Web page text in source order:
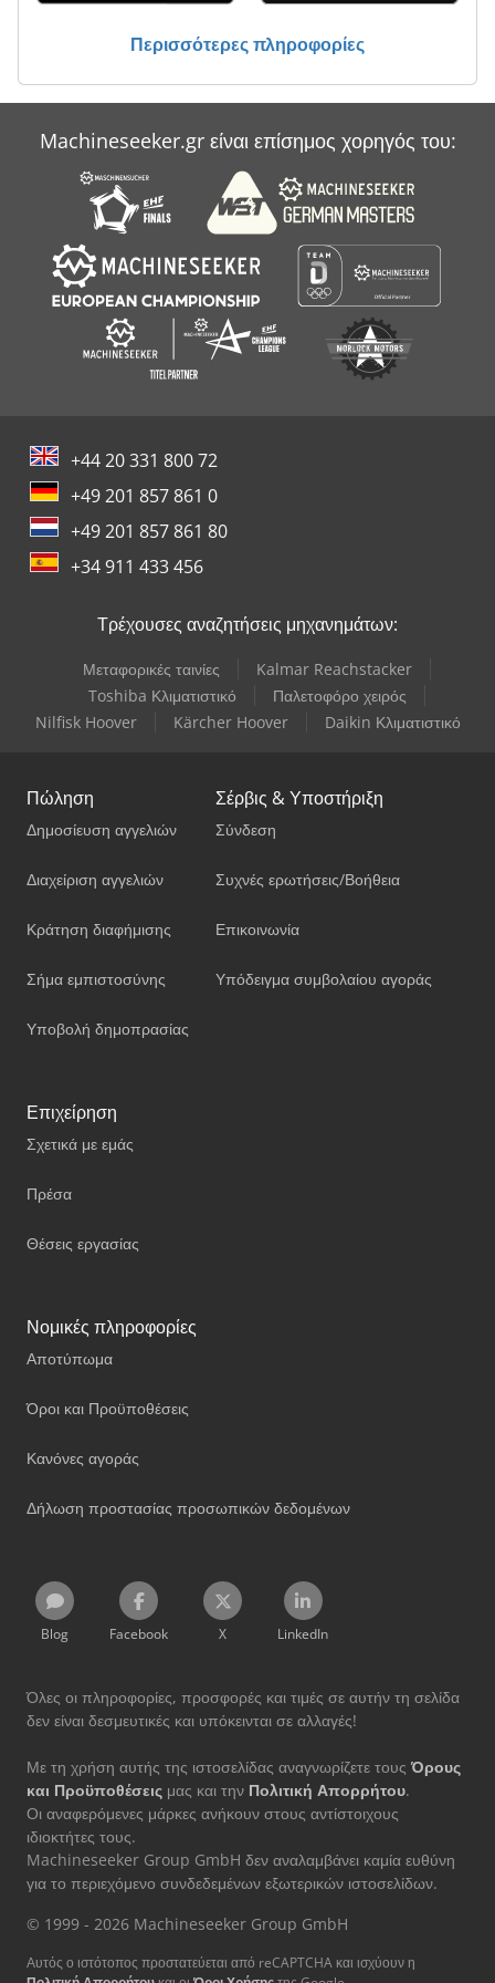
Claas W 540 S
Claas Xerion 3800
Deutzfahr Km 25
Περισσότερες πληροφορίες
Machineseeker.gr είναι επίσημος χορηγός του:
+44 20 331 800 72
+49 201 857 861 0
+49 201 857 861 80
+34 911 433 456
Τρέχουσες αναζητήσεις μηχανημάτων:
Μεταφορικές ταινίες
Kalmar Reachstacker
Toshiba Κλιματιστικό
Παλετοφόρο χειρός
Nilfisk Hoover
Kärcher Hoover Daikin Κλιματιστικό
Πώληση
Δημοσίευση αγγελιών
Διαχείριση αγγελιών
Κράτηση διαφήμισης
Σήμα εμπιστοσύνης
Υποβολή δημοπρασίας
Σέρβις & Υποστήριξη
Σύνδεση
Συχνές ερωτήσεις/Βοήθεια
Επικοινωνία
Υπόδειγμα συμβολαίου αγοράς
Επιχείρηση
Σχετικά με εμάς
Πρέσα
Θέσεις εργασίας
Νομικές πληροφορίες
Αποτύπωμα
Όροι και Προϋποθέσεις
Κανόνες αγοράς
Δήλωση προστασίας προσωπικών δεδομένων
Blog Facebook X LinkedIn
Όλες οι πληροφορίες, προσφορές και τιμές σε αυτήν τη σελίδα
δεν είναι δεσμευτικές και υπόκεινται σε αλλαγές!
Με τη χρήση αυτής της ιστοσελίδας αναγνωρίζετε τους Όρους
και Προϋποθέσεις μας και την Πολιτική Απορρήτου.
Οι αναφερόμενες μάρκες ανήκουν στους αντίστοιχους
ιδιοκτήτες τους.
Machineseeker Group GmbH δεν αναλαμβάνει καμία ευθύνη
για το περιεχόμενο συνδεδεμένων εξωτερικών ιστοσελίδων.
© 1999 - 2026 Machineseeker Group GmbH
Αυτός ο ιστότοπος προστατεύεται από reCAPTCHA και ισχύουν η